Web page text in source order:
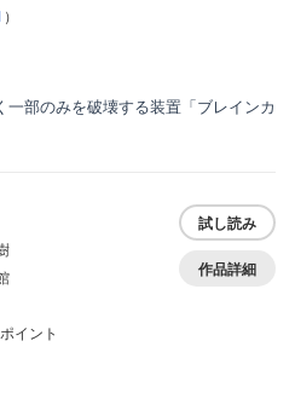
）
部のみを破壊する装置「ブレインカ
イント
試し読み
作品詳細